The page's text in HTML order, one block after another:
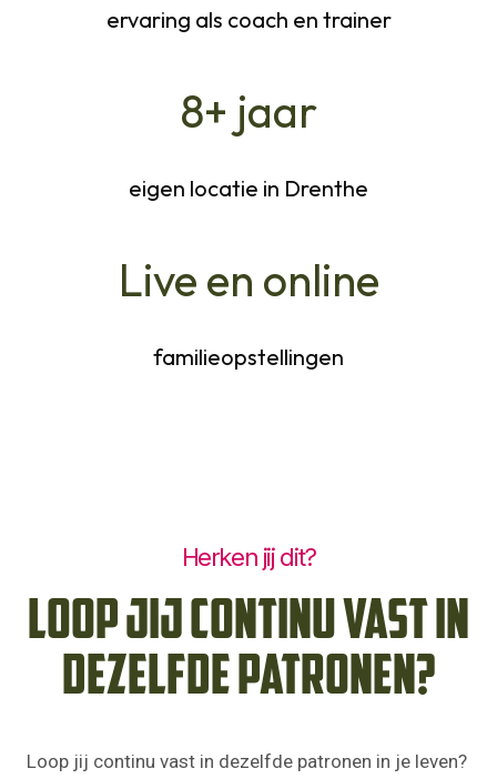
ervaring als coach en trainer
8+ jaar
eigen locatie in Drenthe
Live en online
familieopstellingen
Herken jij dit?
Loop jij continu vast in
dezelfde patronen?
Loop jij continu vast in dezelfde patronen in je leven?